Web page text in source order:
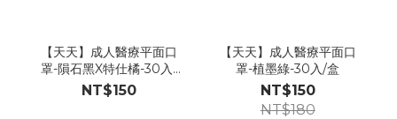
【天天】成人醫療平面口
罩-隕石黑X特仕橘-30入/
盒
NT$150
【天天】成人醫療平面口
罩-植墨綠-30入/盒
NT$150
NT$180